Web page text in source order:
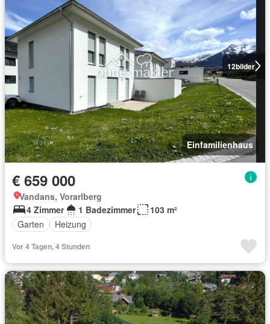
12bilder
Einfamilienhaus
€ 659 000
Vandans, Vorarlberg
4 Zimmer
1 Badezimmer
103 m²
Garten
Heizung
Vor 4 Tagen, 4 Stunden